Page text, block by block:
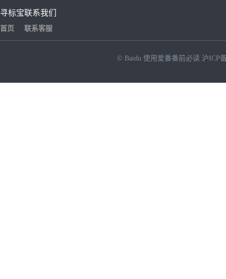
寻标宝
首页
联系我们
联系客服
© Baidu 使用爱番番前必读 沪ICP